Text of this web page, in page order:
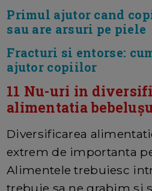
Primul ajutor cand
sau are arsuri pe piele
Fracturi si entorse:
ajutor copiilor
11 Nu-uri in
alimentatia
Diversificarea
extrem de importanta
Alimentele trebuiesc
trebuie sa ne grabim si